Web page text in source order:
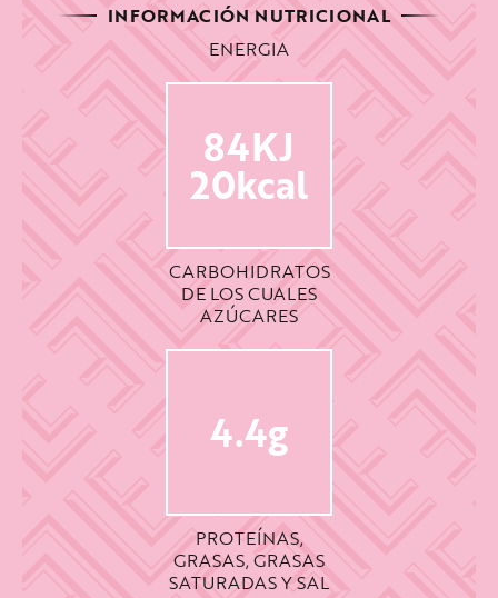
INFORMACIÓN NUTRICIONAL
ENERGIA
84KJ
20kcal
CARBOHIDRATOS
DE LOS CUALES
AZÚCARES
4.4g
PROTEÍNAS,
GRASAS, GRASAS
SATURADAS Y SAL